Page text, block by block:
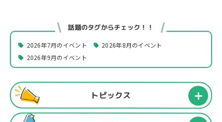
話題のタグからチェック！！
2026年7月のイベント
2026年8月のイベント
2026年9月のイベント
トピックス